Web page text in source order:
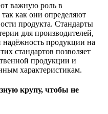
важную роль в
как они определяют
продукта. Стандарты
для производителей,
надёжность продукции на
стандартов позволяет
продукции и
характеристикам.
крупу, чтобы не